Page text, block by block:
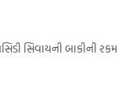
સિવાયની બાકીની રકમ